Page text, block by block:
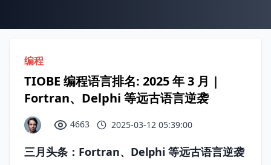
编程
TIOBE 编程语言排名: 2025 年 3 月 |
Fortran、Delphi 等远古语言逆袭
4663 2025-03-12 05:39:00
三月头条：Fortran、Delphi 等远古语言逆袭